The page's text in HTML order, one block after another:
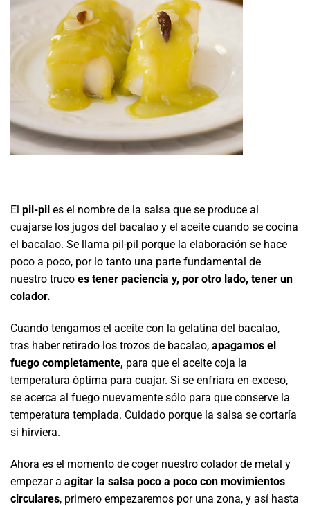
El pil-pil es el nombre de la salsa que se produce al
cuajarse los jugos del bacalao y el aceite cuando se cocina
el bacalao. Se llama pil-pil porque la elaboración se hace
poco a poco, por lo tanto una parte fundamental de
nuestro truco es tener paciencia y, por otro lado, tener un
colador.
Cuando tengamos el aceite con la gelatina del bacalao,
tras haber retirado los trozos de bacalao, apagamos el
fuego completamente, para que el aceite coja la
temperatura óptima para cuajar. Si se enfriara en exceso,
se acerca al fuego nuevamente sólo para que conserve la
temperatura templada. Cuidado porque la salsa se cortaría
si hirviera.
Ahora es el momento de coger nuestro colador de metal y
empezar a agitar la salsa poco a poco con movimientos
circulares, primero empezaremos por una zona, y así hasta